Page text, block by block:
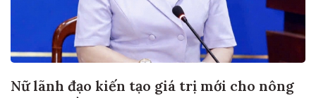
Nữ lãnh đạo kiến tạo giá trị mới cho nông